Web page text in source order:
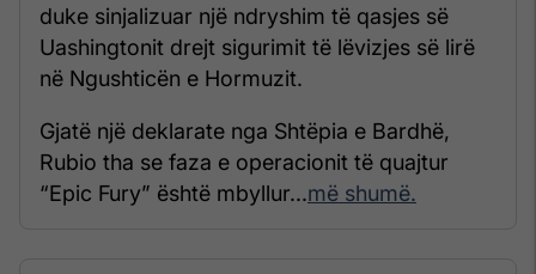
duke sinjalizuar një ndryshim të qasjes së
Uashingtonit drejt sigurimit të lëvizjes së lirë
në Ngushticën e Hormuzit.
Gjatë një deklarate nga Shtëpia e Bardhë,
Rubio tha se faza e operacionit të quajtur
“Epic Fury” është mbyllur...më shumë.